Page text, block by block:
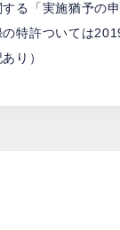
する「実施猶予の
の特許ついては
り）